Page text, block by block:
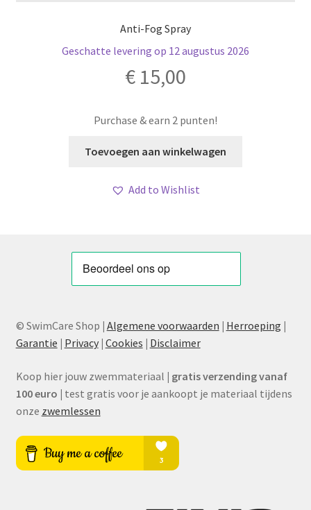
Anti-Fog Spray
Geschatte levering op 12 augustus 2026
€15,00
Purchase & earn 2 punten!
Toevoegen aan winkelwagen
Add to Wishlist
© SwimCare Shop | Algemene voorwaarden | Herroeping |
Garantie | Privacy | Cookies | Disclaimer
Koop hier jouw zwemmateriaal | gratis verzending vanaf
100 euro | test gratis voor je aankoopt je materiaal tijdens
onze zwemlessen